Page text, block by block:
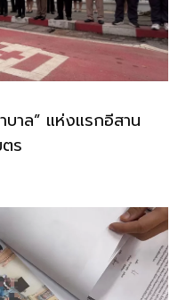
าล” แห่งแรกอีสาน
ร